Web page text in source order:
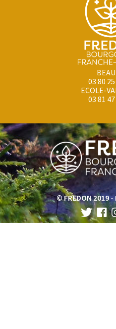
03 80
ECOLE-
03 81
© FREDON 2019 -